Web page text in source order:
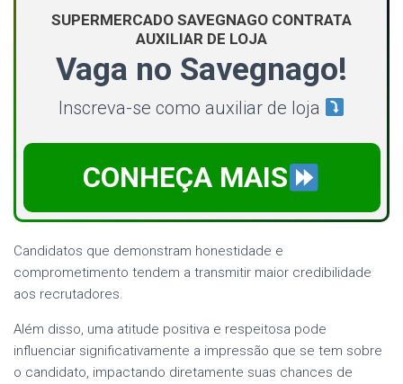
SUPERMERCADO SAVEGNAGO CONTRATA
AUXILIAR DE LOJA
Vaga no Savegnago!
Inscreva-se como auxiliar de loja
CONHEÇA MAIS
Candidatos que demonstram honestidade e
comprometimento tendem a transmitir maior credibilidade
aos recrutadores.
Além disso, uma atitude positiva e respeitosa pode
influenciar significativamente a impressão que se tem sobre
o candidato, impactando diretamente suas chances de